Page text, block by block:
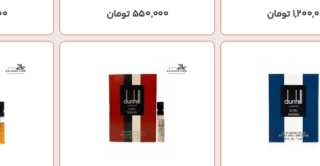
تومان 550,000 تومان